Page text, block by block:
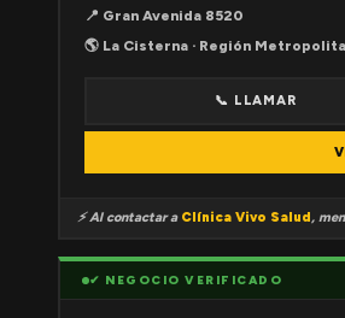
📍 Gran Avenida 8520
🌎 La Cisterna · Región
📞 LLAMAR
⚡ Al contactar a Clínica Vivo Salud,
✔ NEGOCIO VERIFICADO